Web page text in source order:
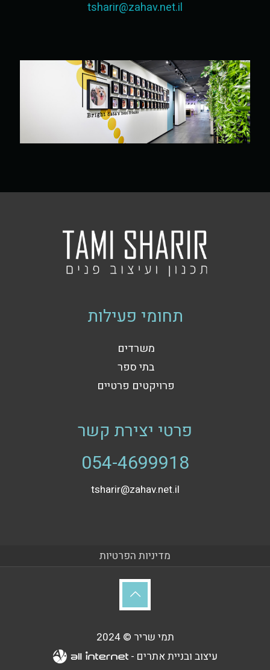
tsharir@zahav.net.il
תחומי פעילות
משרדים
בתי ספר
פרויקטים פרטיים
פרטי יצירת קשר
054-4699918
tsharir@zahav.net.il
מדיניות הפרטיות
תמי שריר © 2024
עיצוב ובניית אתרים -